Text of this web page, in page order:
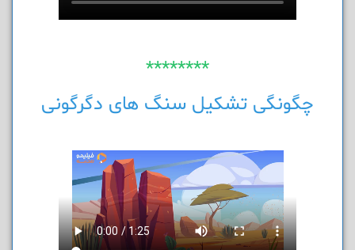
********
چگونگی تشکیل سنگ های دگرگونی